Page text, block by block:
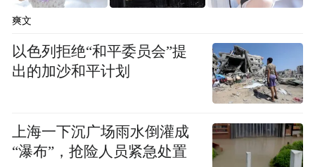
厦门南普陀寺方丈、南普陀寺慈善会会长则
兼秘书长弘来法师带领工作人员冒雨奔赴
300km外的福州长乐国际机场，为从印尼采
发扬佛门救人济世的慈悲精神，第一时间联
系物资捐赠分发工作，支持疫情防治工作。
爽文
以色列拒绝“和平委员会”提
出的加沙和平计划
上海一下沉广场雨水倒灌成
“瀑布”，抢险人员紧急处置